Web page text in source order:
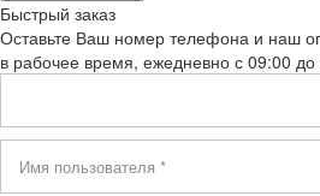
Быстрый заказ
Оставьте Ваш номер телефона и наш
в рабочее время, ежедневно с 09:00 до